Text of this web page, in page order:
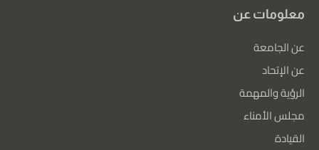
معلومات عن
عن الجامعة
عن الإتحاد
الرؤية والمهمة
مجلس الأمناء
القيادة